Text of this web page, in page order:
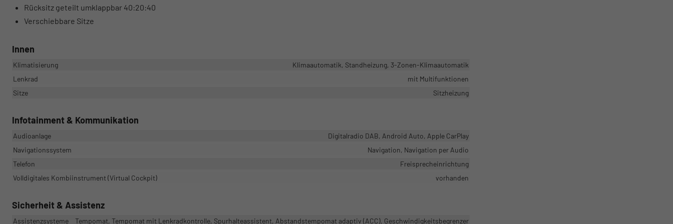
Rücksitz geteilt umklappbar 40:20:40
Verschiebbare Sitze
Innen
Klimatisierung
Klimaautomatik, Standheizung, 3-Zonen-Klimaautomatik
Lenkrad
mit Multifunktionen
Sitze
Sitzheizung
Infotainment & Kommunikation
Audioanlage
Digitalradio DAB, Android Auto, Apple CarPlay
Navigationssystem
Navigation, Navigation per Audio
Telefon
Freisprecheinrichtung
Volldigitales Kombiinstrument (Virtual Cockpit)
vorhanden
Sicherheit & Assistenz
Assistenzsysteme Tempomat, Tempomat mit Lenkradkontrolle, Spurhalteassistent, Abstandstempomat adaptiv (ACC), Geschwindigkeitsbegrenzer